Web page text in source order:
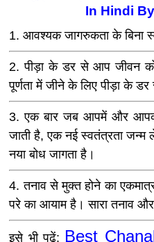
In Hindi
1. आवश्यक जागरुकता के बिना
2. पीड़ा के डर से आप जीवन
पूर्णता में जीने के लिए पीड़ा के
3. एक बार जब आपमें और
जाती है, एक नई स्वतंत्रता
नया बोध जागता है।
4. तनाव से मुक्त होने का
परे का आयाम है। सारा तनाव
इसे भी पढ़ें: Best